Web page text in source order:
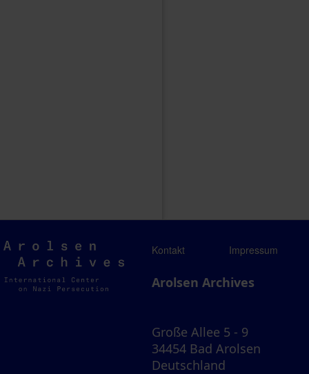
Arolsen
Archives
Kontakt Impressum
Arolsen Archives
Große Allee 5 - 9
34454 Bad Arolsen
Deutschland